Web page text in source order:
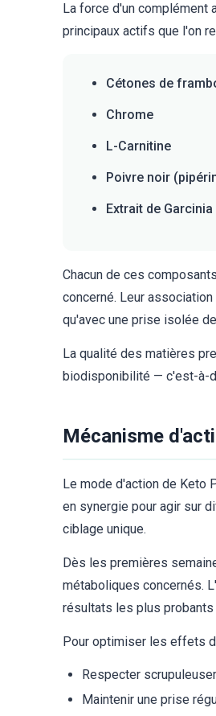
La force d'un complément
principaux actifs que l'on
Cétones de
Chrome
L-Carnitine
Poivre noir
Extrait de
Chacun de ces
concerné. Leur
qu'avec une prise isolée
La qualité des matières
biodisponibilité — c'est-à-
Mécanisme
Le mode d'action de Keto
en synergie pour agir sur
ciblage unique.
Dès les premières
métaboliques concernés.
résultats les plus
Pour optimiser les effets
Respecter
Maintenir une prise